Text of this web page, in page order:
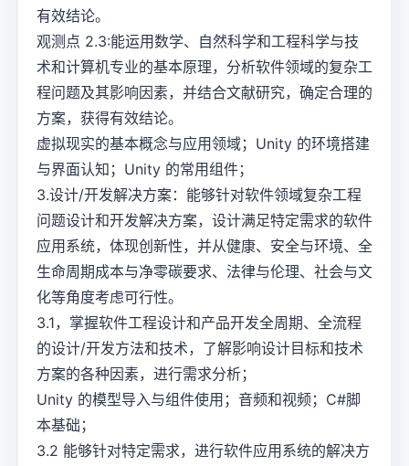
有效结论。
观测点 2.3:能运用数学、自然科学和工程科学与技
术和计算机专业的基本原理，分析软件领域的复杂工
程问题及其影响因素，并结合文献研究，确定合理的
方案，获得有效结论。
虚拟现实的基本概念与应用领域；Unity 的环境搭建
与界面认知；Unity 的常用组件；
3.设计/开发解决方案：能够针对软件领域复杂工程
问题设计和开发解决方案，设计满足特定需求的软件
应用系统，体现创新性，并从健康、安全与环境、全
生命周期成本与净零碳要求、法律与伦理、社会与文
化等角度考虑可行性。
3.1，掌握软件工程设计和产品开发全周期、全流程
的设计/开发方法和技术，了解影响设计目标和技术
方案的各种因素，进行需求分析；
Unity 的模型导入与组件使用；音频和视频；C#脚
本基础；
3.2 能够针对特定需求，进行软件应用系统的解决方